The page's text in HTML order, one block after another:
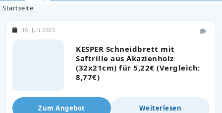
Startseite
KESPER Schneidbrett mit
Saftrille aus Akazienholz
(32x21cm) für 5,22€ (Vergleich:
8,77€)
10. Juli 2025
Zum Angebot Weiterlesen